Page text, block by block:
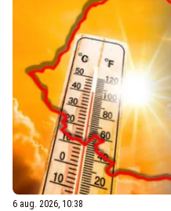
6 aug. 2026, 10:38